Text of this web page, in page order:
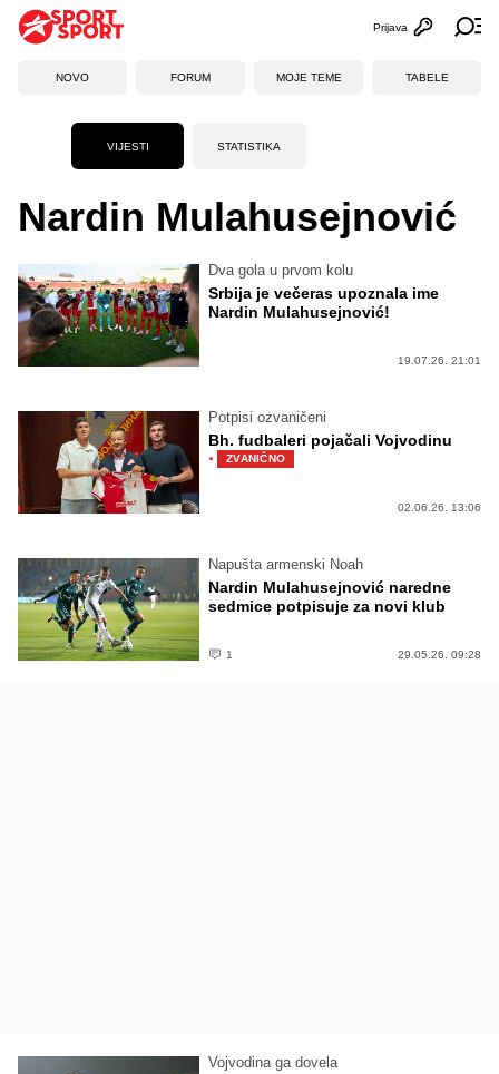
Otvori
Prijava
NOVO FORUM MOJE TEME TABELE
VIJESTI STATISTIKA
Nardin Mulahusejnović
Dva gola u prvom kolu
Srbija je večeras upoznala ime
Nardin Mulahusejnović!
19.07.26. 21:01
Potpisi ozvaničeni
Bh. fudbaleri pojačali Vojvodinu
· ZVANIČNO
02.06.26. 13:06
Napušta armenski Noah
Nardin Mulahusejnović naredne
sedmice potpisuje za novi klub
1 29.05.26. 09:28
Vojvodina ga dovela